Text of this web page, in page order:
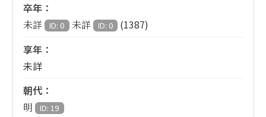
卒年：
未詳 ID: 0 未詳 ID: 0
(1387)
享年：
未詳
朝代：
明 ID: 19